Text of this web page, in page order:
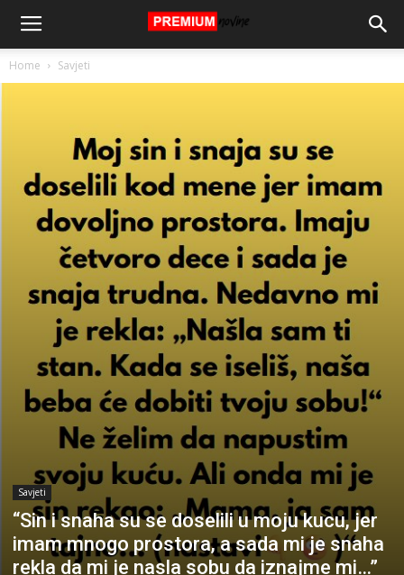
Home Savjeti
Savjeti
“Sin i snaha su se doselili u moju kucu, jer
imam mnogo prostora, a sada mi je snaha
rekla da mi je nasla sobu da iznajme mi…”